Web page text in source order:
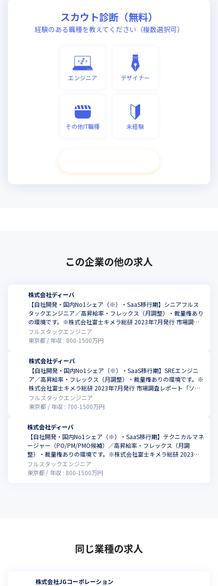
スカウト診断（無料）
経験のある職種を教えてください（複数選択可）
エンジニア デザイナー
その他IT職種 未経験
この企業の他の求人
株式会社ディーバ
【自社開発・国内No1シェア（※）・SaaS移行期】シニアフルス
タックエンジニア／高昇給率・フレックス（月調整）・裁量権あり
の環境です。※株式会社富士キメラ総研 2023年7月発行 市場調査
レポート「ソフトウェアビジネス新市場 2023年版」調べ
フルスタックエンジニア
東京都
年収 : 800-1500万円
株式会社ディーバ
【自社開発・国内No1シェア（※）・SaaS移行期】SREエンジニ
ア／高昇給率・フレックス（月調整）・裁量権ありの環境です。※
株式会社富士キメラ総研 2023年7月発行 市場調査レポート「ソフ
トウェアビジネス新市場 2023年版」調べ
フルスタックエンジニア
東京都
年収 : 700-1500万円
株式会社ディーバ
【自社開発・国内No1シェア（※）・SaaS移行期】テクニカルマネ
ージャー（PO/PM/PMO候補）／高昇給率・フレックス（月調
整）・裁量権ありの環境です。※株式会社富士キメラ総研 2023年7
月発行 市場調査レポート「ソフトウェアビジネス新市場 2023年
版」調べ
フルスタックエンジニア
東京都
年収 : 800-1500万円
同じ業種の求人
株式会社JGコーポレーション